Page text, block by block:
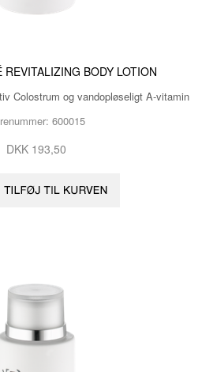
REVITALIZING BODY LOTION
Colostrum og vandopløseligt A-vitamin
600015
DKK 193,50